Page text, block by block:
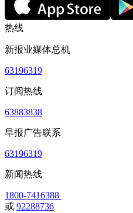
热线
新报业媒体总机
63196319
订阅热线
63883838
早报广告联系
63196319
新闻热线
1800-7416388
或 92288736